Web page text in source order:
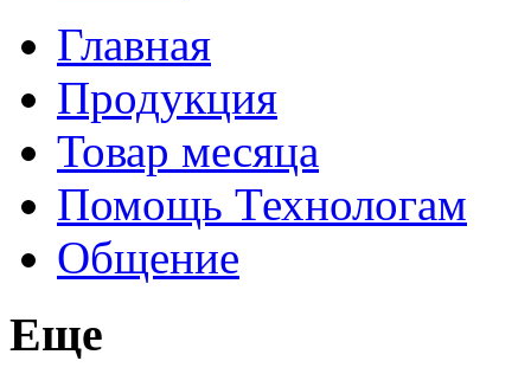
Главная
Продукция
Товар месяца
Помощь Технологам
Общение
Еще